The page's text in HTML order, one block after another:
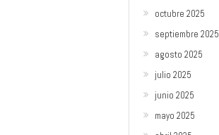
octubre 2025
septiembre 2025
agosto 2025
julio 2025
junio 2025
mayo 2025